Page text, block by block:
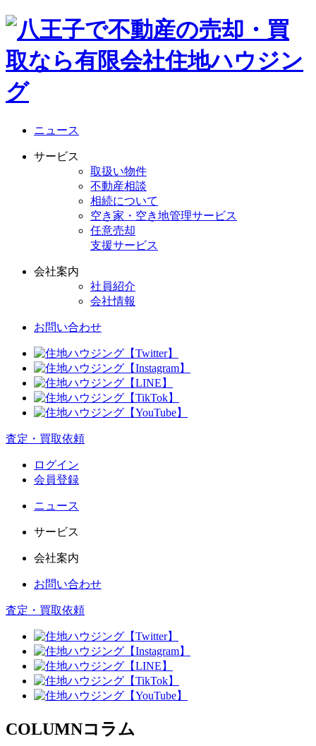
ニュース
サービス
取扱い物件
不動産相談
相続について
空き家・空き地管理サービス
任意売却
支援サービス
会社案内
社員紹介
会社情報
お問い合わせ
査定 ・ 買取依頼
ログイン
会員登録
ニュース
サービス
会社案内
お問い合わせ
査定 ・ 買取依頼
COLUMNコラム